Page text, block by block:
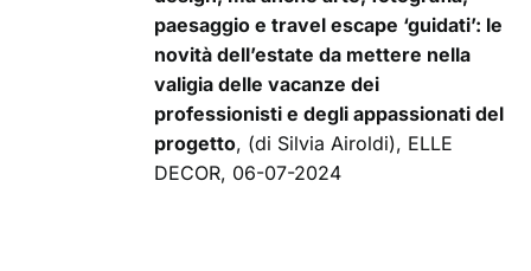
paesaggio e travel escape ‘guidati’: le
novità dell’estate da mettere nella
valigia delle vacanze dei
professionisti e degli appassionati del
progetto, (di Silvia Airoldi), ELLE
DECOR, 06-07-2024